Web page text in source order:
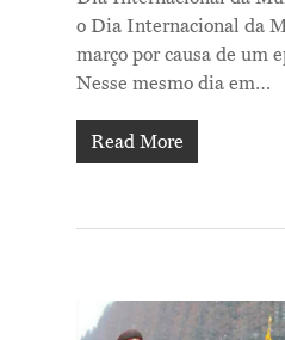
o Dia Internacional da
março por causa de um
Nesse mesmo dia em…
Read More